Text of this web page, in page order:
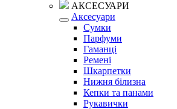
АКСЕСУАРИ
Аксесуари
Сумки
Парфуми
Гаманці
Ремені
Шкарпетки
Нижня білизна
Кепки та панами
Рукавички